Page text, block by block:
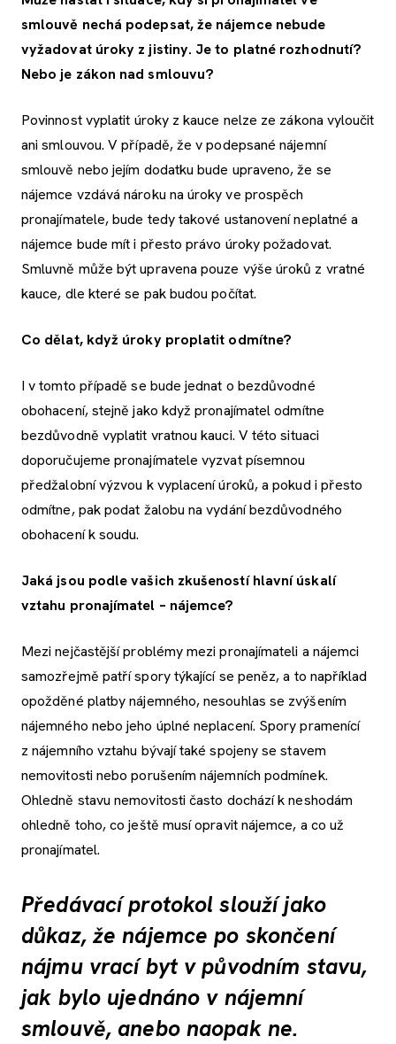
smlouvě nechá podepsat, že nájemce nebude
vyžadovat úroky z jistiny. Je to platné rozhodnutí?
Nebo je zákon nad smlouvu?
Povinnost vyplatit úroky z kauce nelze ze zákona vyloučit
ani smlouvou. V případě, že v podepsané nájemní
smlouvě nebo jejím dodatku bude upraveno, že se
nájemce vzdává nároku na úroky ve prospěch
pronajímatele, bude tedy takové ustanovení neplatné a
nájemce bude mít i přesto právo úroky požadovat.
Smluvně může být upravena pouze výše úroků z vratné
kauce, dle které se pak budou počítat.
Co dělat, když úroky proplatit odmítne?
I v tomto případě se bude jednat o bezdůvodné
obohacení, stejně jako když pronajímatel odmítne
bezdůvodně vyplatit vratnou kauci. V této situaci
doporučujeme pronajímatele vyzvat písemnou
předžalobní výzvou k vyplacení úroků, a pokud i přesto
odmítne, pak podat žalobu na vydání bezdůvodného
obohacení k soudu.
Jaká jsou podle vašich zkušeností hlavní úskalí
vztahu pronajímatel – nájemce?
Mezi nejčastější problémy mezi pronajímateli a nájemci
samozřejmě patří spory týkající se peněz, a to například
opožděné platby nájemného, nesouhlas se zvýšením
nájemného nebo jeho úplné neplacení. Spory pramenící
z nájemního vztahu bývají také spojeny se stavem
nemovitosti nebo porušením nájemních podmínek.
Ohledně stavu nemovitosti často dochází k neshodám
ohledně toho, co ještě musí opravit nájemce, a co už
pronajímatel.
Předávací protokol slouží jako
důkaz, že nájemce po skončení
nájmu vrací byt v původním stavu,
jak bylo ujednáno v nájemní
smlouvě, anebo naopak ne.